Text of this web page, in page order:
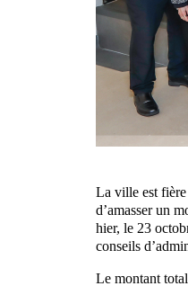
La ville est fière
d’amasser un
hier, le 23
conseils
Le montant